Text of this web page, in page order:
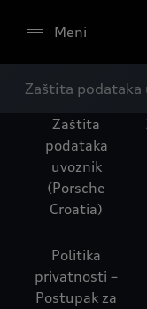
Meni
Zaštita podataka
Zaštita
podataka
uvoznik
(Porsche
Croatia)
Politika
privatnosti –
Postupak za